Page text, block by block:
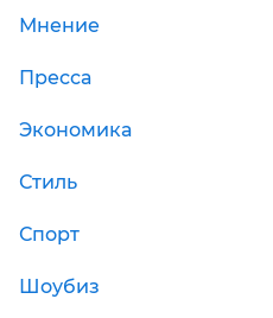
Мнение
Пресса
Экономика
Стиль
Спорт
Шоубиз